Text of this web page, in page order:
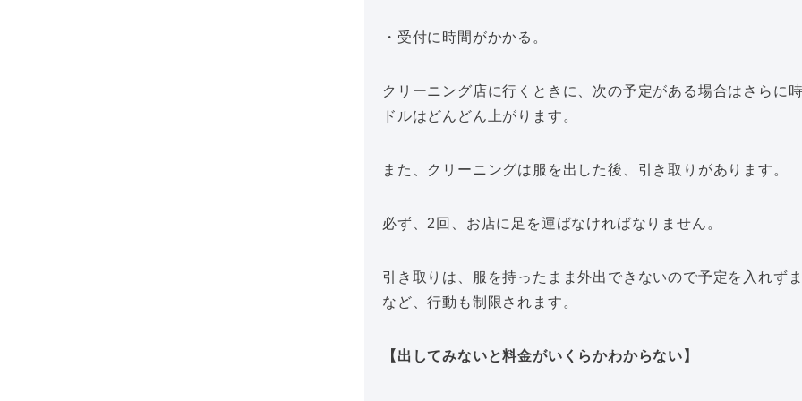
・受付に時間がかかる。
クリーニング店に行くときに、次の予定がある場合はさらに
ドルはどんどん上がります。
また、クリーニングは服を出した後、引き取りがあります。
必ず、2回、お店に足を運ばなければなりません。
引き取りは、服を持ったまま外出できないので予定を入れず
など、行動も制限されます。
【出してみないと料金がいくらかわからない】